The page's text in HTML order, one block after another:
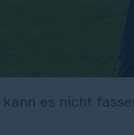
es nicht